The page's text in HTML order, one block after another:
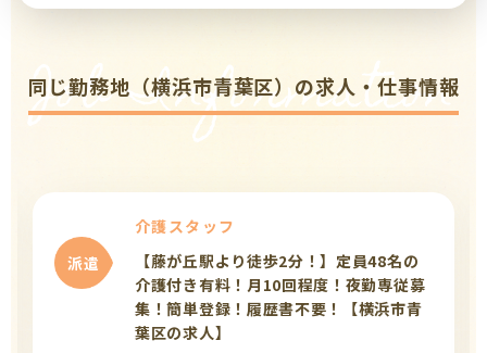
Job Information
同じ勤務地（横浜市青葉区）の求人・仕事情報
派遣
介護スタッフ
【藤が丘駅より徒歩2分！】定員48名の
介護付き有料！月10回程度！夜勤専従募
集！簡単登録！履歴書不要！【横浜市青
葉区の求人】